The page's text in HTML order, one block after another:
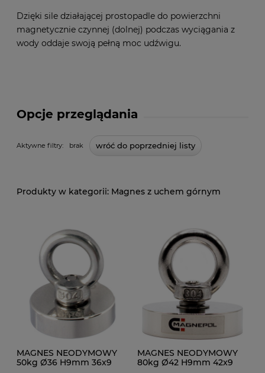
Opcje przeglądania
Aktywne filtry: brak wróć do poprzedniej listy
Dzięki sile działającej prostopadle do powierzchni
magnetycznie czynnej (dolnej) podczas wyciągania z
wody oddaje swoją pełną moc udźwigu.
Magnes z uchem górnym
MAGNES NEODYMOWY
50kg Ø36 H9mm 36x9
MAGNES NEODYMOWY
80kg Ø42 H9mm 42x9